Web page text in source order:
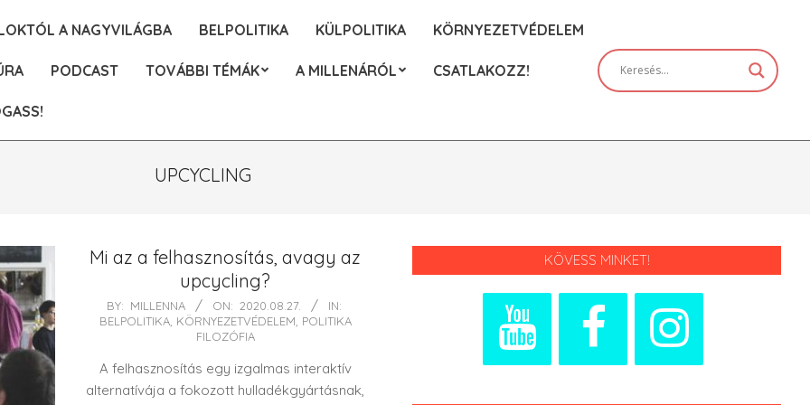
A NAGYVILÁGBA BELPOLITIKA KÜLPOLITIKA KÖRNYEZETVÉDELEM
PODCAST TOVÁBBI TÉMÁK A MILLENÁRÓL CSATLAKOZZ!
UPCYCLING
Mi az a felhasznosítás, avagy az
upcycling?
2020-BY: MILLENNA ON: 2020.08.27.
IN:
BELPOLITIKA, KÖRNYEZETVÉDELEM POLITIKA
FILOZÓFIA
A felhasznosítás egy izgalmas interaktív
alternatívája a fokozott hulladékgyártásnak,
KÖVESS MINKET!